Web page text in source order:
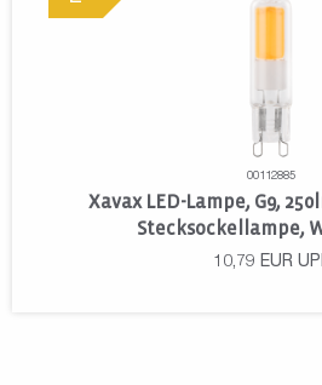
00112885
Xavax LED-Lampe, G9,
Stecksockellampe,
10,79 EUR